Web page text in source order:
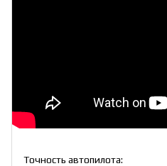
Точность автопилота: